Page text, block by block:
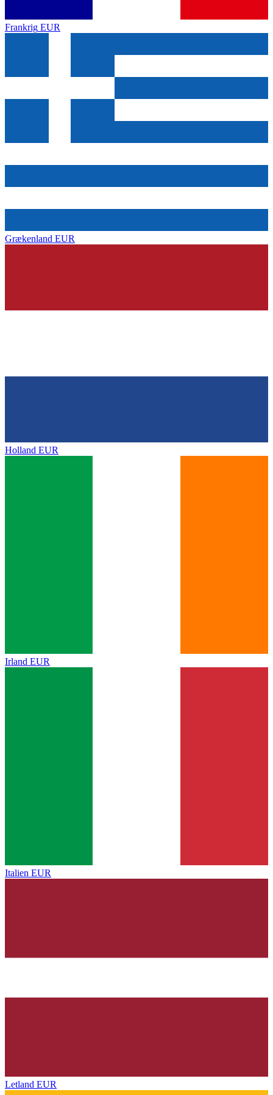
Frankrig EUR
Grækenland EUR
Holland EUR
Irland EUR
Italien EUR
Letland EUR